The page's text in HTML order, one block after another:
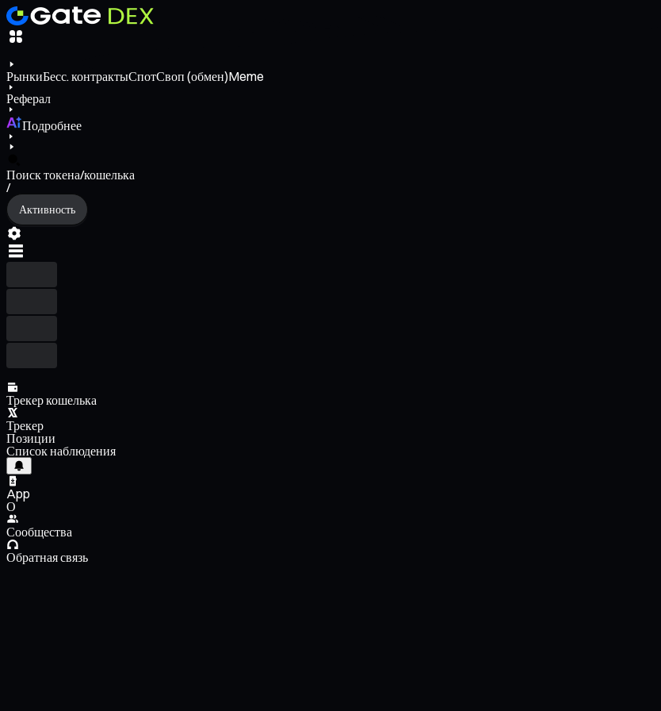
РынкиБесс. контрактыСпотСвоп (обмен)Meme
Реферал
Подробнее
Поиск токена/кошелька
/
Активность
Трекер кошелька
Трекер
Позиции
Список наблюдения
App
О
Сообщества
Обратная связь